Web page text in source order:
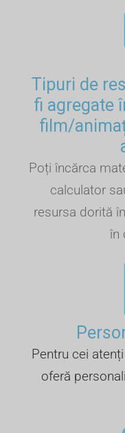
Tipuri de
fi agregate
film/
Poți încărca
calculator
resursa dorită
în
Pentru cei
oferă